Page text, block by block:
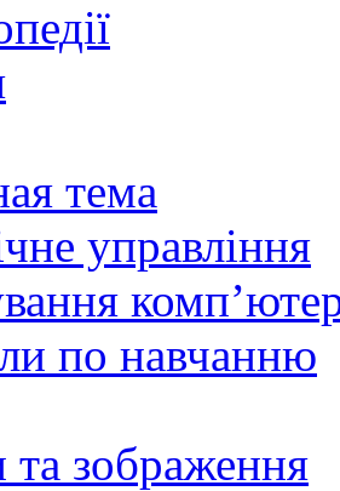
тема
управління
по навчанню
та зображення